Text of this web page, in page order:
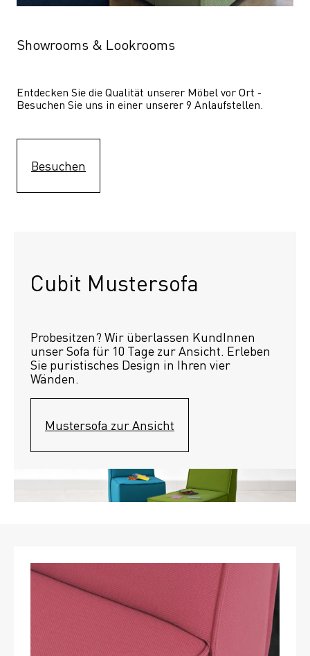
Showrooms & Lookrooms
Entdecken Sie die Qualität unserer Möbel vor Ort -
Besuchen Sie uns in einer unserer 9 Anlaufstellen.
Besuchen
Cubit Mustersofa
Probesitzen? Wir überlassen KundInnen
unser Sofa für 10 Tage zur Ansicht. Erleben
Sie puristisches Design in Ihren vier
Wänden.
Mustersofa zur Ansicht